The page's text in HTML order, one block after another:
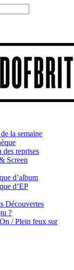
la semaine
des reprises
Screen
d’album
d’EP
Découvertes
?
/ Plein feux sur